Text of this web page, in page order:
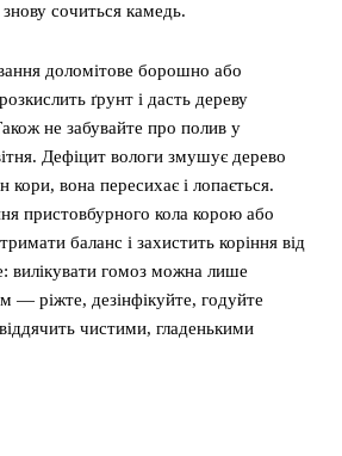
сочиться камедь.
доломітове борошно або
ґрунт і дасть дереву
не забувайте про полив у
Дефіцит вологи змушує дерево
кори, вона пересихає і лопається.
пристовбурного кола корою або
баланс і захистить коріння від
вилікувати гомоз можна лише
— ріжте, дезінфікуйте, годуйте
чистими, гладенькими